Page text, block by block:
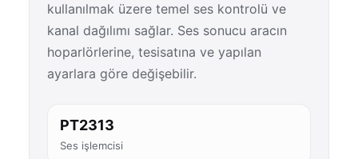
kullanılmak üzere temel ses kontrolü ve
kanal dağılımı sağlar. Ses sonucu aracın
hoparlörlerine, tesisatına ve yapılan
ayarlara göre değişebilir.
PT2313
Ses işlemcisi